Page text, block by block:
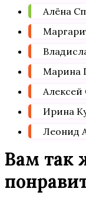
Алёна
Марина
Ирина
Леонид
Вам так